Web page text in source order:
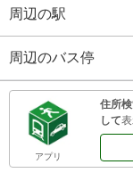
周辺の駅
周辺のバス停
アプリ
住所
して